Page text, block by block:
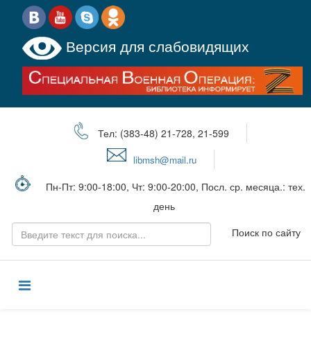
Версия для слабовидящих
Тел: (383-48) 21-728, 21-599
libmsh@mail.ru
Пн-Пт: 9:00-18:00, Чт: 9:00-20:00, Посл. ср. месяца.: тех.
день
Поиск по сайту